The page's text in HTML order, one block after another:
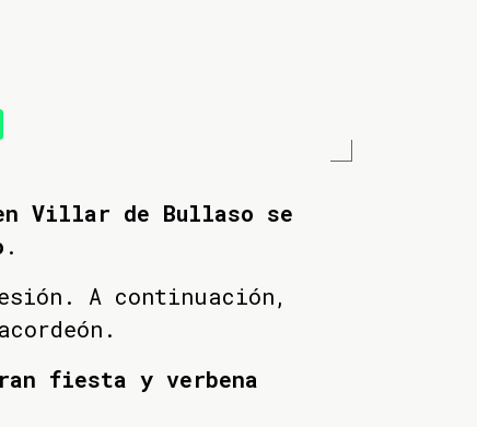
Villar de Bullaso se
.
A continuación,
fiesta y verbena